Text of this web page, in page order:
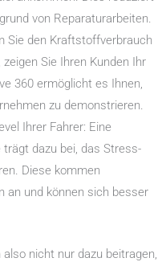
von Reparaturarbeiten.
Sie den Kraftstoffverbrauch
Sie Ihren Kunden Ihr
360 ermöglicht es Ihnen,
zu demonstrieren.
Ihrer Fahrer: Eine
dazu bei, das Stress-
Diese kommen
an und können sich besser
nicht nur dazu beitragen,